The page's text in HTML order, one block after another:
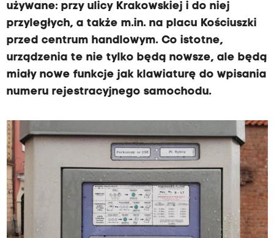
używane: przy ulicy Krakowskiej i do niej
przyległych, a także m.in. na placu Kościuszki
przed centrum handlowym. Co istotne,
urządzenia te nie tylko będą nowsze, ale będą
miały nowe funkcje jak klawiaturę do wpisania
numeru rejestracyjnego samochodu.